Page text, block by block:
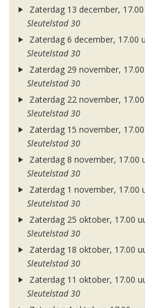
Zaterdag 13 december,
Sleutelstad 30
Zaterdag 6 december, 17.00
Sleutelstad 30
Zaterdag 29 november,
Sleutelstad 30
Zaterdag 22 november,
Sleutelstad 30
Zaterdag 15 november,
Sleutelstad 30
Zaterdag 8 november, 17.00
Sleutelstad 30
Zaterdag 1 november, 17.00
Sleutelstad 30
Zaterdag 25 oktober, 17.00
Sleutelstad 30
Zaterdag 18 oktober, 17.00
Sleutelstad 30
Zaterdag 11 oktober, 17.00
Sleutelstad 30